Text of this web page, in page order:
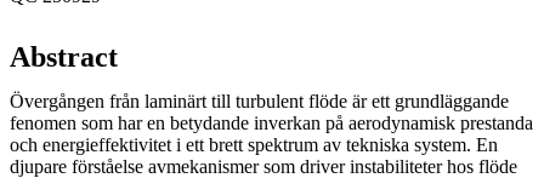
Abstract
Övergången från laminärt till turbulent flöde är ett grundläggande
fenomen som har en betydande inverkan på aerodynamisk prestanda
och energieffektivitet i ett brett spektrum av tekniska system. En
djupare förståelse avmekanismer som driver instabiliteter hos flöde